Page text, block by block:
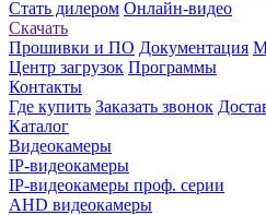
Стать дилером Онлайн-видео
Скачать
Прошивки и ПО Документация
Центр загрузок Программы
Контакты
Где купить Заказать звонок
Каталог
Видеокамеры
IP-видеокамеры
IP-видеокамеры проф. серии
AHD видеокамеры